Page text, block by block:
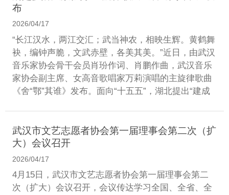
布
2026/04/17
“长江汉水，两江交汇；武当神农，相映生辉。黄鹤舞
袂，编钟声脆，文武赤壁，各美其美。”近日，由武汉
音乐家协会骨干会员肖玢作词、肖鹏作曲，武汉音乐
家协会副主席、女高音歌唱家万莉演唱的主旋律歌曲
《舍“鄂”其谁》发布。面向“十五五”，湖北提出“建成
武汉市文艺志愿者协会第一届理事会第二次（扩
大）会议召开
2026/04/17
4月15日，武汉市文艺志愿者协会第一届理事会第二
次（扩大）会议召开，会议传达学习全国、全省、全